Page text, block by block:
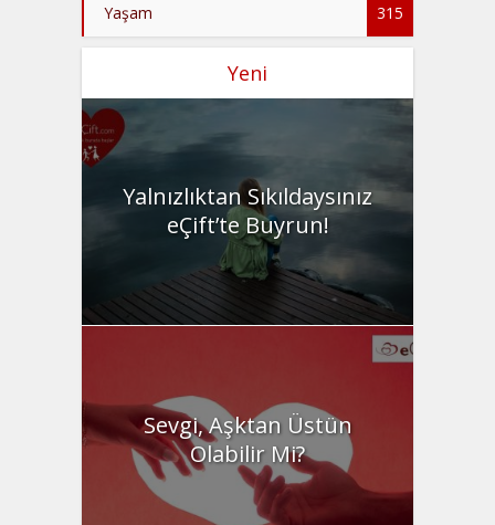
Yaşam 315
Yeni
Yalnızlıktan Sıkıldaysınız
eÇift’te Buyrun!
Sevgi, Aşktan Üstün
Olabilir Mi?